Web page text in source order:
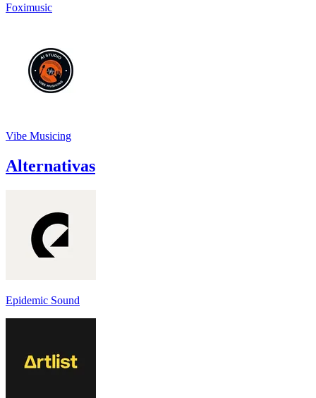
Foximusic
Vibe Musicing
Alternativas
Epidemic Sound